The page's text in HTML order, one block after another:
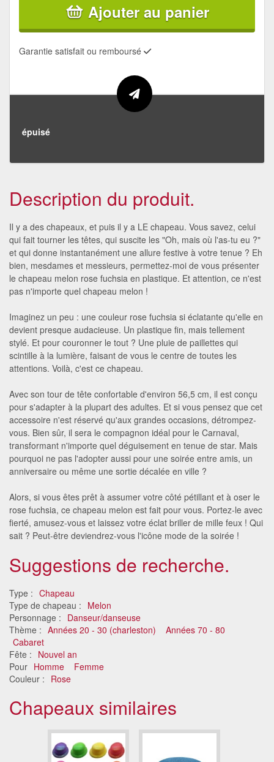
Ajouter au panier
Garantie satisfait ou remboursé
épuisé
Description du produit.
Il y a des chapeaux, et puis il y a LE chapeau. Vous savez, celui
qui fait tourner les têtes, qui suscite les "Oh, mais où l'as-tu eu ?"
et qui donne instantanément une allure festive à votre tenue ? Eh
bien, mesdames et messieurs, permettez-moi de vous présenter
le chapeau melon rose fuchsia en plastique. Et attention, ce n'est
pas n'importe quel chapeau melon !
Imaginez un peu : une couleur rose fuchsia si éclatante qu'elle en
devient presque audacieuse. Un plastique fin, mais tellement
stylé. Et pour couronner le tout ? Une pluie de paillettes qui
scintille à la lumière, faisant de vous le centre de toutes les
attentions. Voilà, c'est ce chapeau.
Avec son tour de tête confortable d'environ 56,5 cm, il est conçu
pour s'adapter à la plupart des adultes. Et si vous pensez que cet
accessoire n'est réservé qu'aux grandes occasions, détrompez-
vous. Bien sûr, il sera le compagnon idéal pour le Carnaval,
transformant n'importe quel déguisement en tenue de star. Mais
pourquoi ne pas l'adopter aussi pour une soirée entre amis, un
anniversaire ou même une sortie décalée en ville ?
Alors, si vous êtes prêt à assumer votre côté pétillant et à oser le
rose fuchsia, ce chapeau melon est fait pour vous. Portez-le avec
fierté, amusez-vous et laissez votre éclat briller de mille feux ! Qui
sait ? Peut-être deviendrez-vous l'icône mode de la soirée !
Suggestions de recherche.
Type : Chapeau
Type de chapeau : Melon
Personnage : Danseur/danseuse
Thème : Années 20 - 30 (charleston)
Années 70 - 80
Cabaret
Fête : Nouvel an
Pour Homme
Femme
Couleur : Rose
Chapeaux similaires